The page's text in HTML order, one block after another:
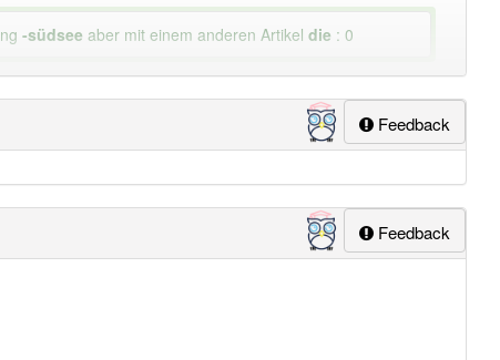
-südsee aber mit einem anderen Artikeldie : 0
Feedback
Feedback